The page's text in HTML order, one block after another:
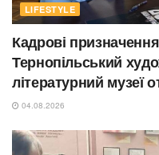
LIFESTYLE
Кадрові
Тернопільський
літературний музеї
04.08.2026